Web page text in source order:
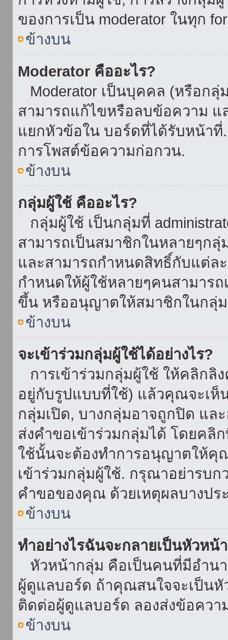
ของการเป็น moderator ในทุก
ข้างบน
Moderator คืออะไร?
Moderator เป็นบุคคล (หรือก
สามารถแก้ไขหรือลบข้อความ แ
แยกหัวข้อใน บอร์ดที่ได้รับหน้าที่
การโพสต์ข้อความก่อกวน.
ข้างบน
กลุ่มผู้ใช้ คืออะไร?
กลุ่มผู้ใช้ เป็นกลุ่มที่
สามารถเป็นสมาชิกในหลายๆก
และสามารถกำหนดสิทธิ์กับแต่ล
กำหนดให้ผู้ใช้หลายๆคนสามารถ
ขึ้น หรืออนุญาตให้สมาชิกในกลุ่ม
ข้างบน
จะเข้าร่วมกลุ่มผู้ใช้ได้อย่างไร?
การเข้าร่วมกลุ่มผู้ใช้ ให้คลิก
อยู่กับรูปแบบที่ใช้) แล้วคุณจะเห็
กลุ่มเปิด, บางกลุ่มอาจถูกปิด แ
ส่งคำขอเข้าร่วมกลุ่มได้ โดยคลิ
ใช้นั้นจะต้องทำการอนุญาตให้คุ
เข้าร่วมกลุ่มผู้ใช้. กรุณาอย่ารบก
คำขอของคุณ ด้วยเหตุผลบางปร
ข้างบน
ทำอย่างไรฉันจะกลายเป็นหัวหน้
หัวหน้ากลุ่ม คือเป็นคนที่มีอำนา
ผู้ดูแลบอร์ด ถ้าคุณสนใจจะเป็น
ติดต่อผู้ดูแลบอร์ด ลองส่งข้อคว
ข้างบน